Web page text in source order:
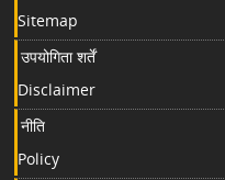
Sitemap
उपयोगिता शर्तें
Disclaimer
नीति
Policy